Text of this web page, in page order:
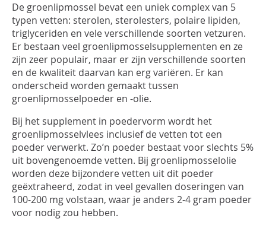
Blijf ingelogd
INLOGGEN
De groenlipmossel bevat een uniek complex van 5
typen vetten: sterolen, sterolesters, polaire lipiden,
triglyceriden en vele verschillende soorten vetzuren.
Er bestaan veel groenlipmosselsupplementen en ze
zijn zeer populair, maar er zijn verschillende soorten
en de kwaliteit daarvan kan erg variëren. Er kan
onderscheid worden gemaakt tussen
groenlipmosselpoeder en -olie.
Bij het supplement in poedervorm wordt het
groenlipmosselvlees inclusief de vetten tot een
poeder verwerkt. Zo’n poeder bestaat voor slechts 5%
uit bovengenoemde vetten. Bij groenlipmosselolie
worden deze bijzondere vetten uit dit poeder
geëxtraheerd, zodat in veel gevallen doseringen van
100-200 mg volstaan, waar je anders 2-4 gram poeder
voor nodig zou hebben.